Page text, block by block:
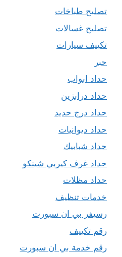
تصليح طباخات
تصليح غسالات
تكييف سيارات
حبر
حداد ابواب
حداد درابزين
حداد درج حديد
حداد ديوانيات
حداد شبابيك
حداد غرف كيربي شينكو
حداد مظلات
خدمات تنظيف
رسيفر بي ان سبورت
رقم تكييف
رقم خدمة بي ان سبورت